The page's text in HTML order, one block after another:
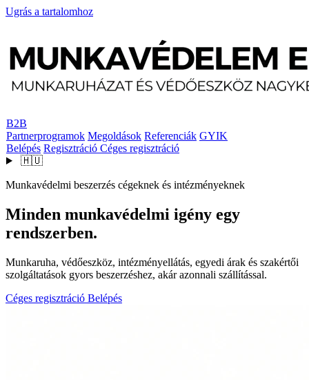
Ugrás a tartalomhoz
B2B
Partnerprogramok Megoldások Referenciák GYIK
Belépés Regisztráció Céges regisztráció
🇭🇺
Munkavédelmi beszerzés cégeknek és intézményeknek
Minden munkavédelmi igény egy
rendszerben.
Munkaruha, védőeszköz, intézményellátás, egyedi árak és szakértői
szolgáltatások gyors beszerzéshez, akár azonnali szállítással.
Céges regisztráció Belépés